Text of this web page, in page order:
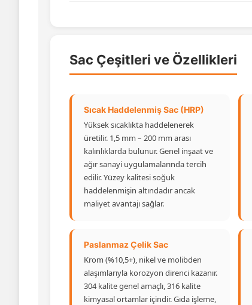
Sac Çeşitleri ve Özellikleri
Sıcak Haddelenmiş Sac (HRP)
Yüksek sıcaklıkta haddelenerek
üretilir. 1,5 mm – 200 mm arası
kalınlıklarda bulunur. Genel inşaat ve
ağır sanayi uygulamalarında tercih
edilir. Yüzey kalitesi soğuk
haddelenmişin altındadır ancak
maliyet avantajı sağlar.
Paslanmaz Çelik Sac
Krom (%10,5+), nikel ve molibden
alaşımlarıyla korozyon direnci kazanır.
304 kalite genel amaçlı, 316 kalite
kimyasal ortamlar içindir. Gıda işleme,